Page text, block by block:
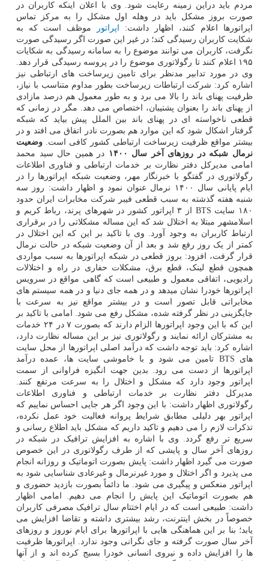
مردم باید دراین زمینه رعایت شود. وی با اعلان اینکه کاربران در
صورت بروز مشکل باید در وهله اول مشکل را به مرکز تماس
اپراتورها اعلام کنند، اظهار داشت:
اپراتور
موظف است که به
شکایت کاربران رسیدگی کند؛ در غیر این صورت اگر رسیدگی صورت
نگرفت، کاربران می توانند موضوع را به سامانه رسیدگی به شکایات
۱۹۵ اعلام کنند تا رگولاتوری موضوع را در پروسه رسیدگی قرار دهد.
وی در مورد تدابیر مدنظر برای تامین زیرساخت های ارتباطی نیز
اشاره کرد: شرکت ارتباطات زیرساخت بطور مداوم متناسب با نیاز،
ظرفیت پهنای باند را بالا می برد و به طور معمول هم درصد مازادی
از پهنای باند را بعنوان پشتیبان، اختصاص می دهد. مگر در زمانی که
قطعی ناخواسته ای در پهنای باند بین الملل پیش بیاید که شبکه
گرفتار اشکال شود که این موارد هم بصورت نادر اتفاق می افتد و در
بیشتر مواقع ظرفیت زیرساخت ارتباطی کشور کافی است. وضعیت
نرمال شبکه در روزهای آخر سال ۱۴۰۰
در همین حال سید محمد
امامی مدیرکل دفتر نظارت بر خدمات ارتباطی و فناوری اطلاعات
رگولاتوری در گفتگو با خبرنگار مهر، وضعیت شبکه اپراتورها را در
ایام پایانی سال ۱۴۰۰ نرمال عنوان نمود و اظهار داشت: روز سه
شنبه هفته گذشته به سبب قطعی فیبر شرکت مخابرات ایران حدود
۱۸۰ سایت BTS از ۳ اپراتور کشور در شهرهای پرند، رباط کریم و
اسلامشهر مبتلا به اختلال شد که این مساله مشکلاتی را در برقراری
ارتباط کاربران به وجود آورد. وی با تاکید بر این که این اختلال در
کمتر از یک روز رفع شد و بعد از آن وضعیت شبکه در حالت نرمال
قرار گرفت، افزود: بروز قطعی در شبکه اپراتورها به سبب مواردی
همچون قطع لینک، قطع برق، مشکلات حفاری در راه و اختلالات
رادیویی، اتفاقی معمول و طبیعی است که گاهی مواقع در سرویس
اپراتورها خودرا نشان میدهد و در همه جای دنیا و در همه سیستم های
مخابراتی قابل تصور است و در بیشتر مواقع نیز به سرعت با
جایگزینی در نظر گرفته شده، مشکل رفع می شود. امامی با تاکید بر
این که با این وجود اپراتورها الزام دارند که بصورت ۷ در ۲۴ خدمات
به مشترکان ارائه نمایند و رگولاتوری نیز بر این مساله نظارت دارد،
اشاره کرد: باید توجه داشت که درآمد اصلی اپراتورها از محل سایت
های BTS تامین می شود و با خاموشی سایت ها، عمده درآمد
اپراتورها از دست می رود. بدین جهت انگیزه فراوانی از سمت
اپراتور وجود دارد که مشکل و اختلال را به سرعت مرتفع کنند.
مدیرکل دفتر نظارت بر خدمات ارتباطی و فناوری اطلاعات
رگولاتوری اظهار داشت: با این وجود اگر هر جایی احساس نماییم که
اپراتور بهر دلیلی مطابق شرایط پروانه فعالیت خود عمل نکرده،
تذکرات لازم را می دهیم و تاکید داریم که مشکل باید اطلاع رسانی و
سریع تر رفع گردد. وی با اشاره به افزایش ترافیک در شبکه در
روزهای آخر سال و پایشی که از طرف رگولاتوری در این خصوص
صورت می گیرد اظهار داشت: پایش بصورت اتوماتیک و روزانه انجام
می پذیرد و اگر اختلال و مورد غیرنرمال و غیرعادی شناسایی شود به
اپراتور منعکس و پیگیری می شود. ما دائماً بصورت بازدید حضوری و
هم بصورت اتوماتیک این پایش را انجام می دهیم. امامی اظهار
داشت: طبیعی است که در ایام اختتام سال ترافیک مصرفی کاربران
خصوصاً در بخش اینترنت، رشد بیشتری داشته و تقاضا افزایش می
یابد؛ بنا بر این هماهنگی هایی با اپراتورها برای ایام نوروز و روزهای
آخر سال صورت گرفته و جای نگرانی وجود ندارد. اپراتورها ظرفیت
ها را افزایش داده و نیروی انسانی خودرا بسیج کرده اند و از آنها